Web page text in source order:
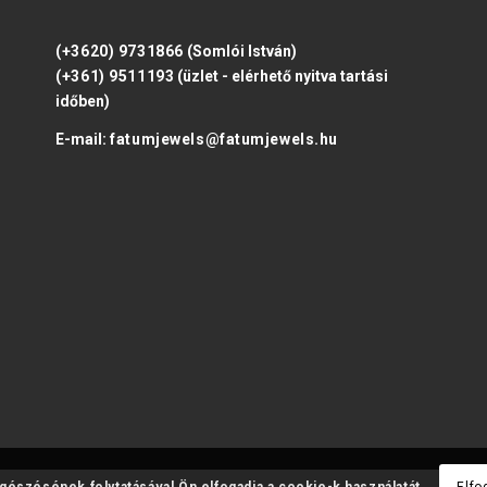
(+3620) 9731866 (Somlói István)
(+361) 9511193 (üzlet - elérhető nyitva tartási
időben)
E-mail:fatumjewels@fatumjewels.hu